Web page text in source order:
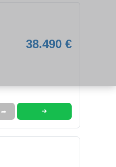
38.490 €
➦ ➜